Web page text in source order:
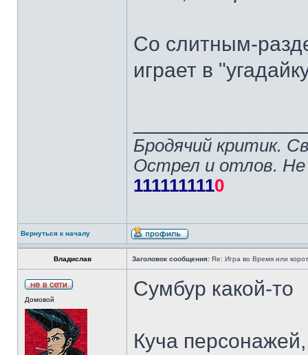
Со слитным-
играет в
Бродячий критик.
Острел и отлов. Не
1111111110
Вернуться к началу
Владислав Заголовок сообщения: Re: Игра во Время или
Домовой Сумбур какой-то
Куча